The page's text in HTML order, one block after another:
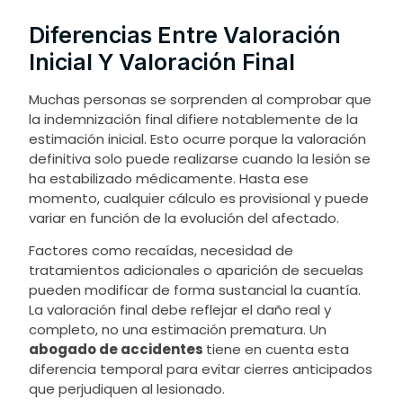
Diferencias Entre Valoración
Inicial Y Valoración Final
Muchas personas se sorprenden al comprobar que
la indemnización final difiere notablemente de la
estimación inicial. Esto ocurre porque la valoración
definitiva solo puede realizarse cuando la lesión se
ha estabilizado médicamente. Hasta ese
momento, cualquier cálculo es provisional y puede
variar en función de la evolución del afectado.
Factores como recaídas, necesidad de
tratamientos adicionales o aparición de secuelas
pueden modificar de forma sustancial la cuantía.
La valoración final debe reflejar el daño real y
completo, no una estimación prematura. Un
abogado de accidentes tiene en cuenta esta
diferencia temporal para evitar cierres anticipados
que perjudiquen al lesionado.